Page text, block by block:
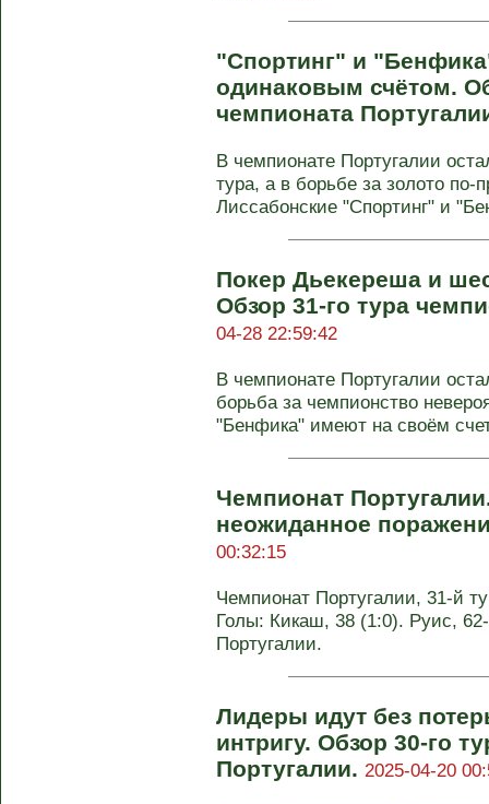
"Спортинг" и
одинаковым счётом.
чемпионата
В чемпионате Португалии
тура, а в борьбе за золото по-
Лиссабонские "Спортинг" и
Покер Дьекереша и
Обзор 31-го тура
04-28 22:59:42
В чемпионате Португалии
борьба за чемпионство
"Бенфика" имеют на своём
Чемпионат
неожиданное
00:32:15
Чемпионат Португалии, 31-й
Голы: Кикаш, 38 (1:0). Руис,
Португалии.
Лидеры идут без
интригу. Обзор 30-го
Португалии. 2025-04-20